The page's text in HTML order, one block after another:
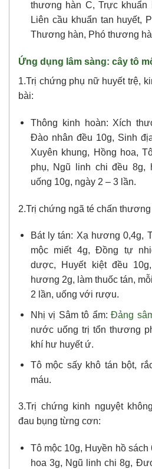
thương hàn C, Trực khuẩn
Liên cầu khuẩn tan huyết,
Thương hàn, Phó thương
Ứng dụng lâm sàng: cây tô
1.Trị chứng phụ nữ huyết trệ,
bài:
Thông kinh hoàn: Xích
Đào nhân đều 10g, Sinh
Xuyên khung, Hồng hoa,
phụ, Ngũ linh chi đều 8g,
uống 10g, ngày 2 – 3 lần.
2.Trị chứng ngã té chấn thương
Bát ly tán: Xạ hương 0,4g,
mộc miết 4g, Đồng tự
dược, Huyết kiệt đều
hương 2g, làm thuốc tán,
2 lần, uống với rượu.
Nhị vị Sâm tô ẩm:Đảng
nước uống trị tổn thương
khí hư huyết ứ.
Tô mộc sấy khô tán bột,
máu.
3.Trị chứng kinh nguyệt
đau bụng từng cơn:
Tô mộc 10g, Huyền hồ
hoa 3g, Ngũ linh chi 8g,